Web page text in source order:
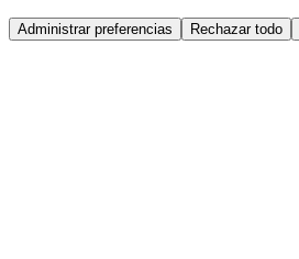
Administrar preferencias Rechazar todo